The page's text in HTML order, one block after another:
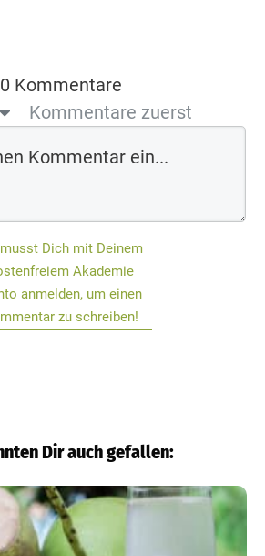
0 Kommentare
Kommentare zuerst
Dich mit Deinem
Akademie
anmelden, um einen
zu schreiben!
Dir auch gefallen: